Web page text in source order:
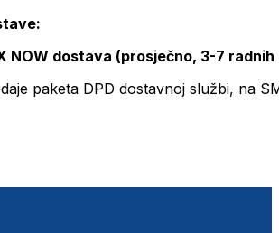
NOW dostava (prosječno, 3-7 radnih
paketa DPD dostavnoj službi, na